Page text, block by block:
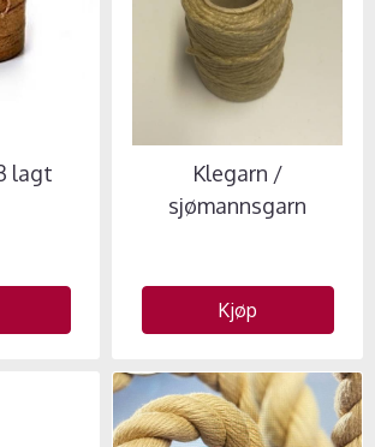
lagt
Klegarn /
sjømannsgarn
Kjøp